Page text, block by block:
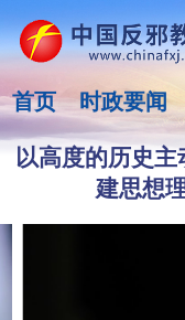
首页 时政要闻
以高度的历史
建思想